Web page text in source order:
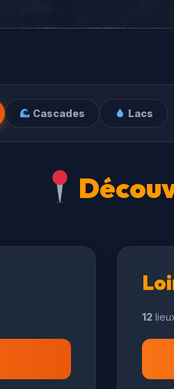
Cascades Lacs
12